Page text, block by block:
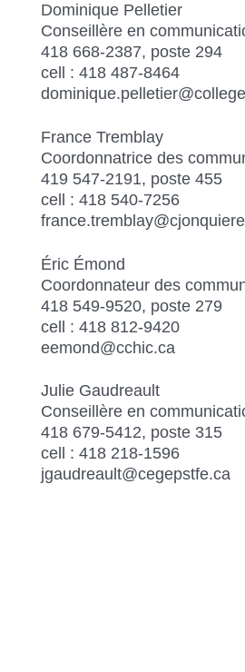
Dominique Pelletier
Conseillère en
418 668-2387, poste 294
cell : 418 487-8464
France Tremblay
Coordonnatrice des
419 547-2191, poste 455
cell : 418 540-7256
Éric Émond
Coordonnateur des
418 549-9520, poste 279
cell : 418 812-9420
eemond@cchic.ca
Julie Gaudreault
Conseillère en
418 679-5412, poste 315
cell : 418 218-1596
jgaudreault@cegepstfe.ca